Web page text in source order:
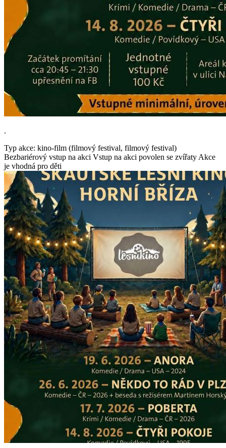
.
Typ akce: kino-film (filmový festival, filmový festival)
Bezbariérový vstup na akci Vstup na akci povolen se zvířaty Akce
je vhodná pro děti